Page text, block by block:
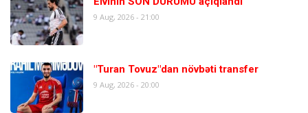
9 Aug, 2026 - 21:00
"Turan Tovuz"dan növbəti transfer
9 Aug, 2026 - 20:00